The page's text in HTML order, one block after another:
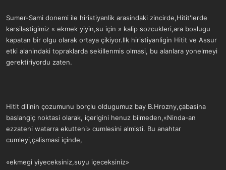
Sumer-Sami donemi ile hiristiyanlik arasindaki zincirde,Hitit'lerde
karsilastigimiz « ekmek yiyin,su için » kalip sozcukleri,ara boslugu
kapatan bir olgu olarak ortaya çikiyor.Ilk hiristiyanligin Hitit ve Assur
etki alanindaki topraklarda sekillenmis olmasi, bu alanlara yonelmeyi
gerektiriyordu zaten.
Hitit dilinin çozumunu borçlu oldugumuz bay B.Hrozny,çabasina
baslangiç noktasi olarak, içerigini henuz bilmeden,«Ninda-an
ezzateni watarra ekutteni» cumlesini almisti. Bu anahtar
cumleyi,çalismasi içinde,
«ekmegi yiyeceksiniz,suyu içeceksiniz»